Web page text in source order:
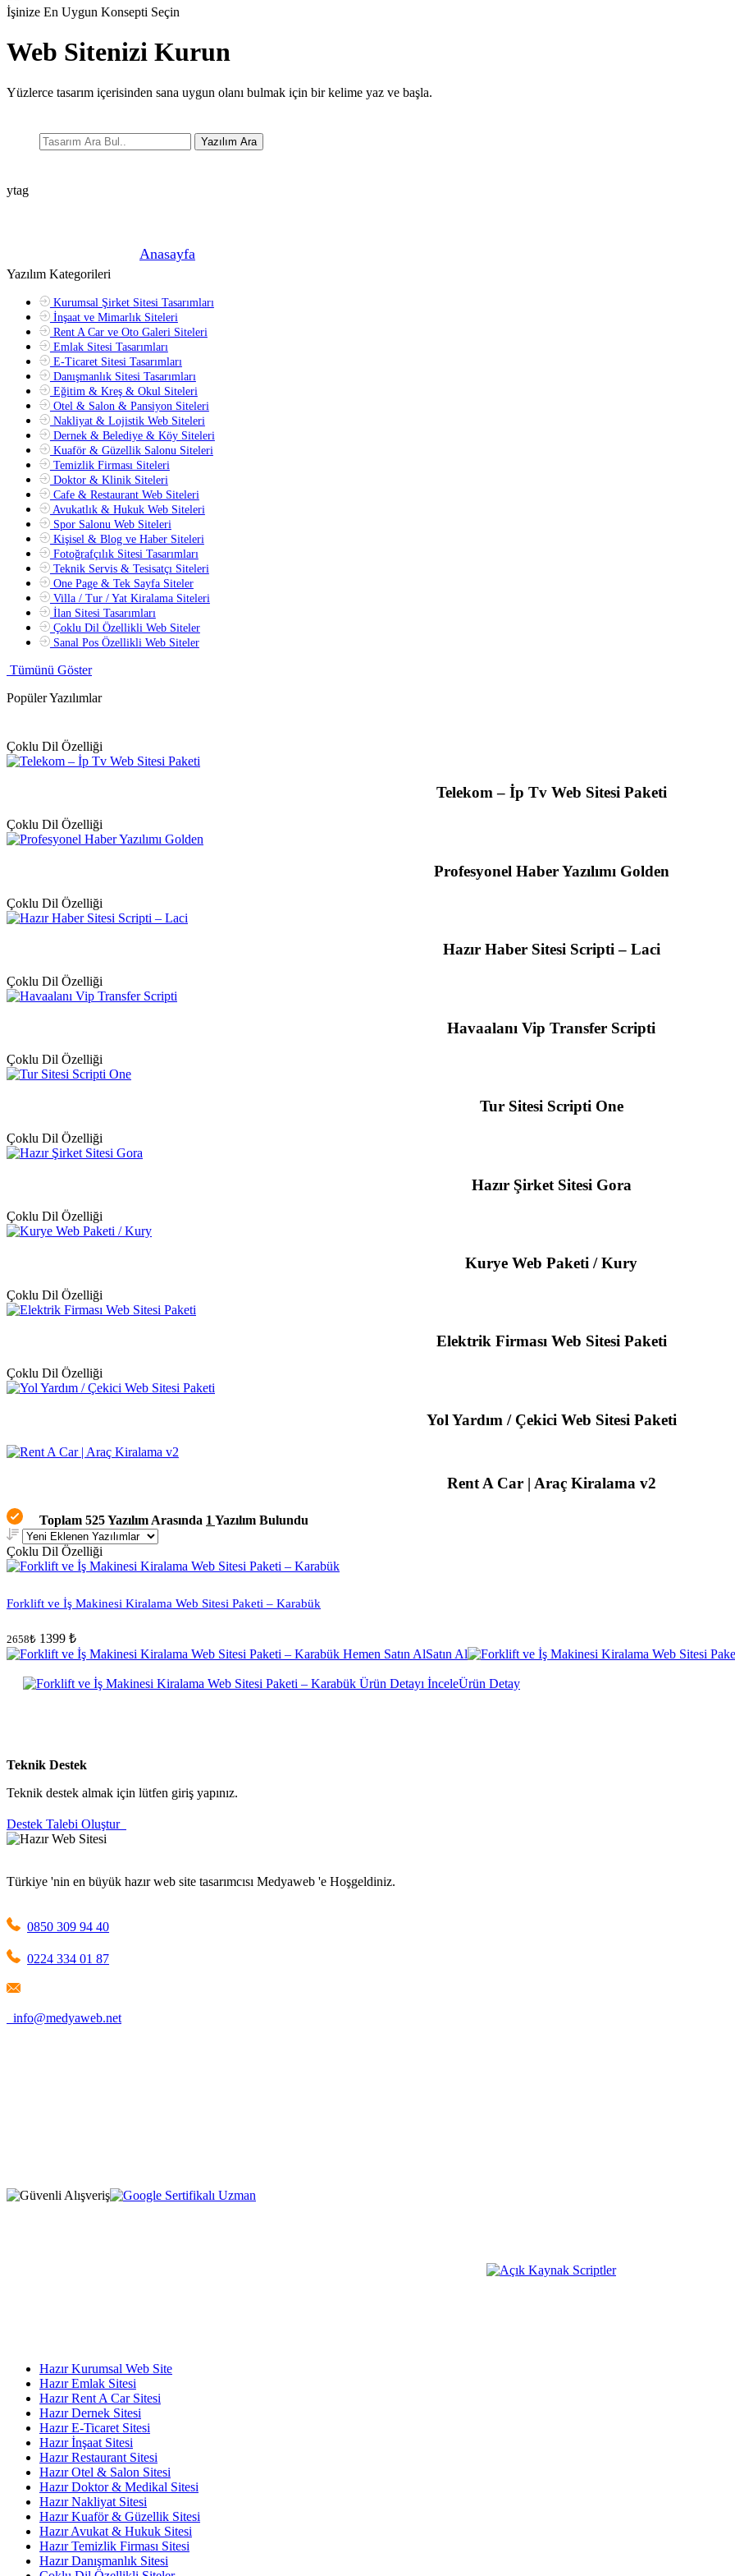
İşinize En Uygun Konsepti Seçin
Web Sitenizi Kurun
Yüzlerce tasarım içerisinden sana uygun olanı bulmak için bir kelime yaz ve başla.
Yazılım Ara
ytag
Anasayfa
Yazılım Kategorileri
Kurumsal Şirket Sitesi Tasarımları
İnşaat ve Mimarlık Siteleri
Rent A Car ve Oto Galeri Siteleri
Emlak Sitesi Tasarımları
E-Ticaret Sitesi Tasarımları
Danışmanlık Sitesi Tasarımları
Eğitim & Kreş & Okul Siteleri
Otel & Salon & Pansiyon Siteleri
Nakliyat & Lojistik Web Siteleri
Dernek & Belediye & Köy Siteleri
Kuaför & Güzellik Salonu Siteleri
Temizlik Firması Siteleri
Doktor & Klinik Siteleri
Cafe & Restaurant Web Siteleri
Avukatlık & Hukuk Web Siteleri
Spor Salonu Web Siteleri
Kişisel & Blog ve Haber Siteleri
Fotoğrafçılık Sitesi Tasarımları
Teknik Servis & Tesisatçı Siteleri
One Page & Tek Sayfa Siteler
Villa / Tur / Yat Kiralama Siteleri
İlan Sitesi Tasarımları
Çoklu Dil Özellikli Web Siteler
Sanal Pos Özellikli Web Siteler
Tümünü Göster
Popüler Yazılımlar
Çoklu Dil Özelliği
Telekom – İp Tv Web Sitesi Paketi
Çoklu Dil Özelliği
Profesyonel Haber Yazılımı Golden
Çoklu Dil Özelliği
Hazır Haber Sitesi Scripti – Laci
Çoklu Dil Özelliği
Havaalanı Vip Transfer Scripti
Çoklu Dil Özelliği
Tur Sitesi Scripti One
Çoklu Dil Özelliği
Hazır Şirket Sitesi Gora
Çoklu Dil Özelliği
Kurye Web Paketi / Kury
Çoklu Dil Özelliği
Elektrik Firması Web Sitesi Paketi
Çoklu Dil Özelliği
Yol Yardım / Çekici Web Sitesi Paketi
Rent A Car | Araç Kiralama v2
Toplam 525 Yazılım Arasında 1 Yazılım Bulundu
Çoklu Dil Özelliği
Forklift ve İş Makinesi Kiralama Web Sitesi Paketi – Karabük
2658₺ 1399 ₺
Satın Al
Ürün Detay
Teknik Destek
Teknik destek almak için lütfen giriş yapınız.
Destek Talebi Oluştur
Türkiye 'nin en büyük hazır web site tasarımcısı Medyaweb 'e Hoşgeldiniz.
0850 309 94 40
0224 334 01 87
info@medyaweb.net
Hazır Kurumsal Web Site
Hazır Emlak Sitesi
Hazır Rent A Car Sitesi
Hazır Dernek Sitesi
Hazır E-Ticaret Sitesi
Hazır İnşaat Sitesi
Hazır Restaurant Sitesi
Hazır Otel & Salon Sitesi
Hazır Doktor & Medikal Sitesi
Hazır Nakliyat Sitesi
Hazır Kuaför & Güzellik Sitesi
Hazır Avukat & Hukuk Sitesi
Hazır Temizlik Firması Sitesi
Hazır Danışmanlık Sitesi